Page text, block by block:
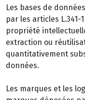
Les bases de
par les articles L.341-
propriété
extraction ou
quantitativement
données.
Les marques et les